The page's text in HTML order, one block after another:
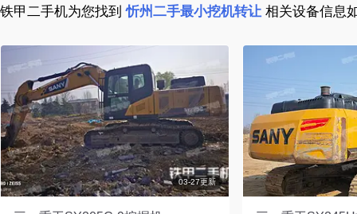
铁甲二手机为您找到忻州二手最小挖机转让 相关设备信息
03-27更新